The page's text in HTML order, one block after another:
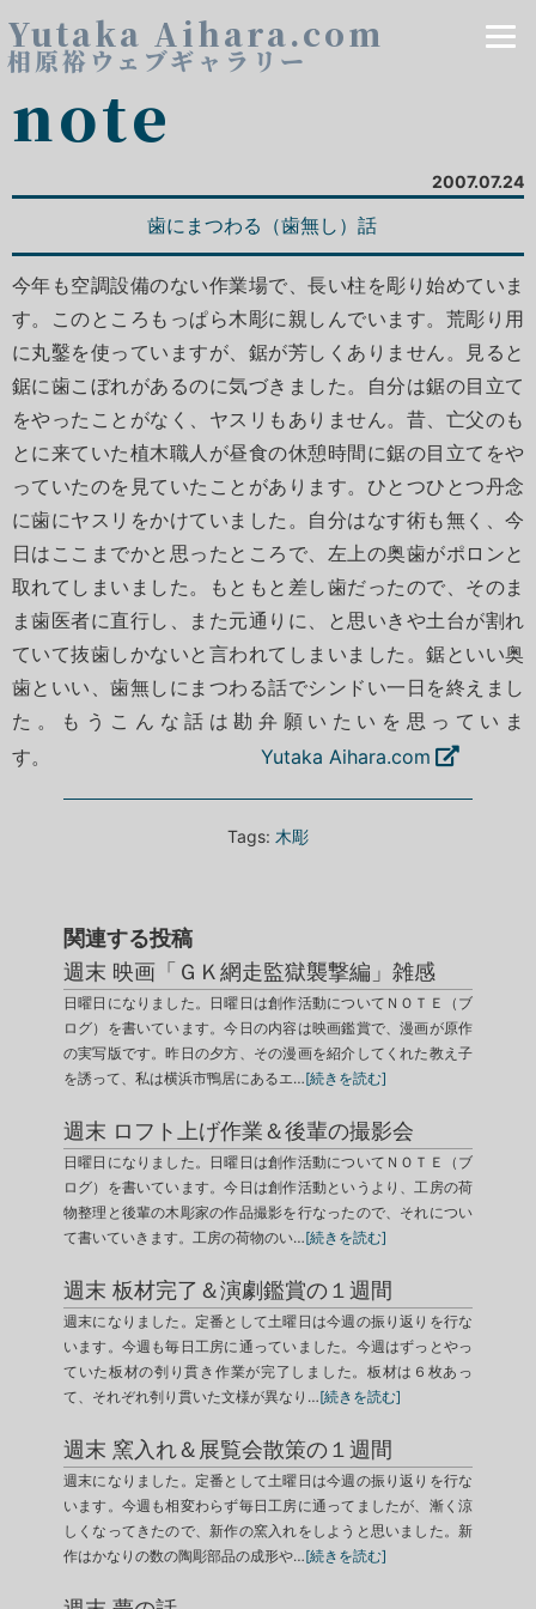
Yutaka Aihara.com
相原裕ウェブギャラリー
note
2007.07.24
歯にまつわる（歯無し）話
今年も空調設備のない作業場で、長い柱を彫り始めていま
す。このところもっぱら木彫に親しんでいます。荒彫り用
に丸鑿を使っていますが、鋸が芳しくありません。見ると
鋸に歯こぼれがあるのに気づきました。自分は鋸の目立て
をやったことがなく、ヤスリもありません。昔、亡父のも
とに来ていた植木職人が昼食の休憩時間に鋸の目立てをや
っていたのを見ていたことがあります。ひとつひとつ丹念
に歯にヤスリをかけていました。自分はなす術も無く、今
日はここまでかと思ったところで、左上の奥歯がポロンと
取れてしまいました。もともと差し歯だったので、そのま
ま歯医者に直行し、また元通りに、と思いきや土台が割れ
ていて抜歯しかないと言われてしまいました。鋸といい奥
歯といい、歯無しにまつわる話でシンドい一日を終えまし
た。もうこんな話は勘弁願いたいを思っていま
す。 Yutaka Aihara.com
Tags: 木彫
関連する投稿
週末 映画「ＧＫ網走監獄襲撃編」雑感
日曜日になりました。日曜日は創作活動についてＮＯＴＥ（ブ
ログ）を書いています。今日の内容は映画鑑賞で、漫画が原作
の実写版です。昨日の夕方、その漫画を紹介してくれた教え子
を誘って、私は横浜市鴨居にあるエ…[続きを読む]
週末 ロフト上げ作業＆後輩の撮影会
日曜日になりました。日曜日は創作活動についてＮＯＴＥ（ブ
ログ）を書いています。今日は創作活動というより、工房の荷
物整理と後輩の木彫家の作品撮影を行なったので、それについ
て書いていきます。工房の荷物のい…[続きを読む]
週末 板材完了＆演劇鑑賞の１週間
週末になりました。定番として土曜日は今週の振り返りを行な
います。今週も毎日工房に通っていました。今週はずっとやっ
ていた板材の刳り貫き作業が完了しました。板材は６枚あっ
て、それぞれ刳り貫いた文様が異なり…[続きを読む]
週末 窯入れ＆展覧会散策の１週間
週末になりました。定番として土曜日は今週の振り返りを行な
います。今週も相変わらず毎日工房に通ってましたが、漸く涼
しくなってきたので、新作の窯入れをしようと思いました。新
作はかなりの数の陶彫部品の成形や…[続きを読む]